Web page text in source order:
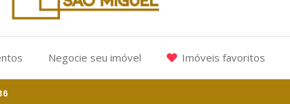
Negocie seu imóvel Imóveis favoritos